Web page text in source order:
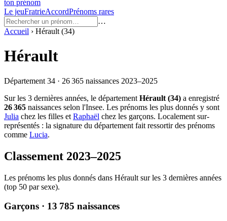
ton prénom
Le jeuFratrieAccordPrénoms rares
…
Accueil › Hérault (34)
Hérault
Département 34 · 26 365 naissances 2023–2025
Sur les 3 dernières années, le département Hérault (34) a enregistré
26 365 naissances selon l'Insee. Les prénoms les plus donnés y sont
Julia chez les filles et Raphaël chez les garçons. Localement sur-
représentés : la signature du département fait ressortir des prénoms
comme Lucia.
Classement 2023–2025
Les prénoms les plus donnés dans Hérault sur les 3 dernières années
(top 50 par sexe).
Garçons · 13 785 naissances